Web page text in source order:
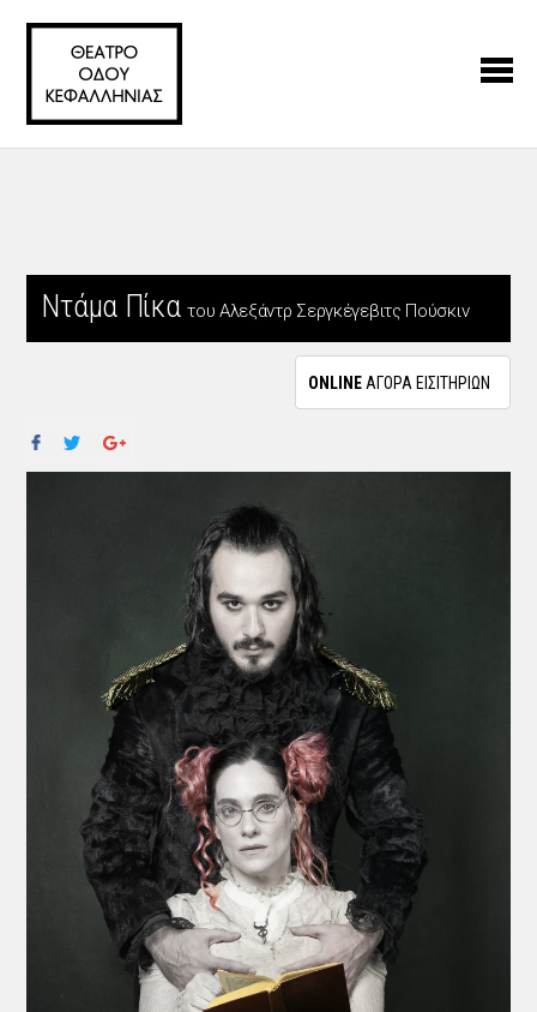
Ντάμα Πίκατου Αλεξάντρ Σεργκέγεβιτς Πούσκιν
ONLINEΑΓΟΡΑ ΕΙΣΙΤΗΡΙΩΝ